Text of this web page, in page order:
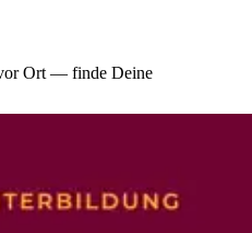
Ort — finde Deine